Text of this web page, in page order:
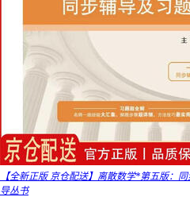
【全新正版 京仓配送】离散数学*第五版：
导丛书